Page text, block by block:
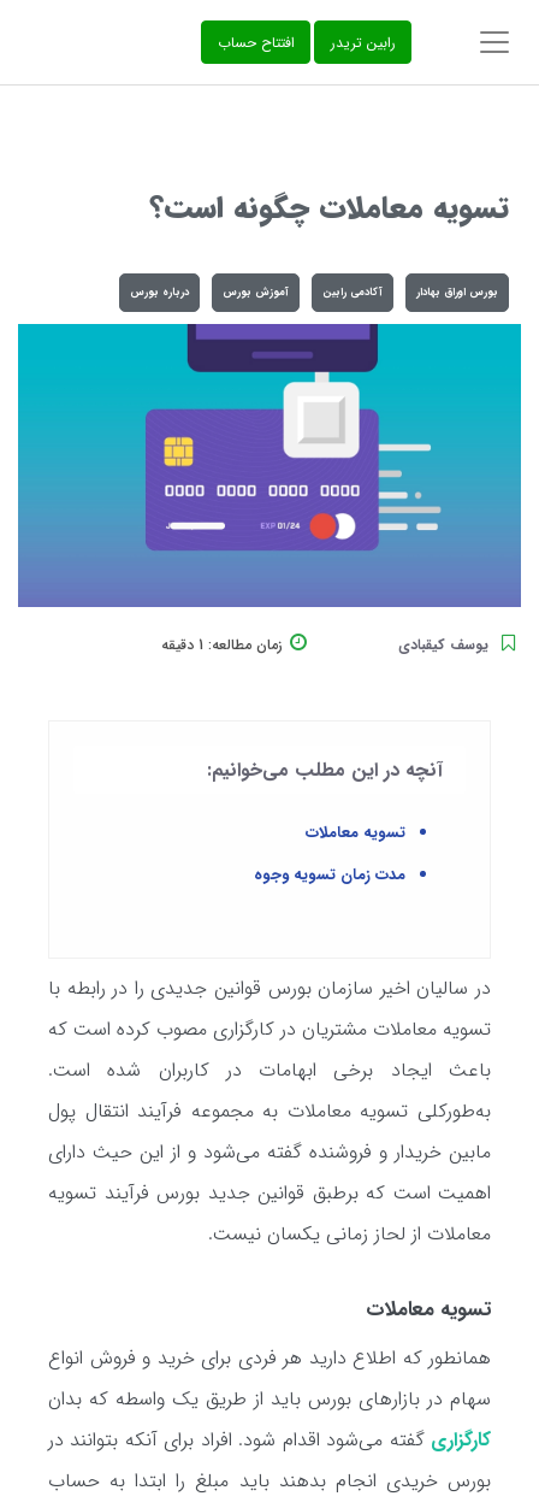
‌رابین تریدر افتتاح حساب
تسویه معاملات چگونه است؟
بورس اوراق بهادار آکادمی رابین آموزش بورس درباره بورس
یوسف کیقبادی زمان مطالعه: 1 دقیقه
آنچه در این مطلب می‌خوانیم:
تسویه معاملات
مدت زمان تسویه وجوه
در سالیان اخیر سازمان بورس قوانین جدیدی را در رابطه با
تسویه معاملات مشتریان در کارگزاری مصوب کرده است که
باعث ایجاد برخی ابهامات در کاربران شده است.
به‌طورکلی تسویه معاملات به مجموعه فرآیند انتقال پول
مابین خریدار و فروشنده گفته می‌شود و از این حیث دارای
اهمیت است که برطبق قوانین جدید بورس فرآیند تسویه
معاملات از لحاز زمانی یکسان نیست.
تسویه معاملات
همانطور که اطلاع دارید هر فردی برای خرید و فروش انواع
سهام در بازارهای بورس باید از طریق یک واسطه که بدان
کارگزاریگفته می‌شود اقدام شود. افراد برای آنکه بتوانند در
بورس خریدی انجام بدهند باید مبلغ را ابتدا به حساب